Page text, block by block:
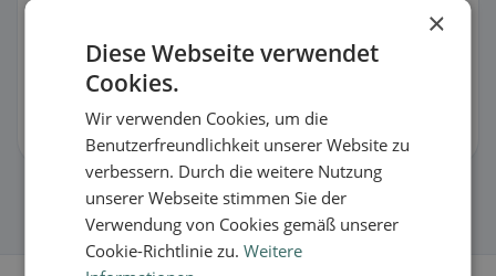
🏪 Eintrag kostenlos übernehmen
Damit kannst du Öffnungszeiten, Speisekarte & Infos pflegen.
×
Diese Webseite verwendet
Cookies.
Wir verwenden Cookies, um die
Benutzerfreundlichkeit unserer Website zu
verbessern. Durch die weitere Nutzung
unserer Webseite stimmen Sie der
Verwendung von Cookies gemäß unserer
Cookie-Richtlinie zu.Weitere